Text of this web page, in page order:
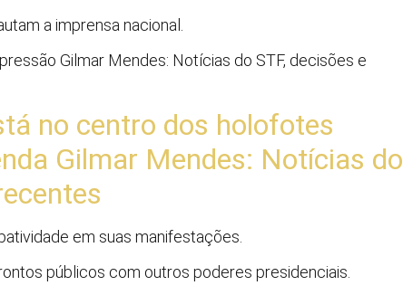
a imprensa nacional.
Gilmar Mendes: Notícias do STF, decisões e
no centro dos holofotes
Gilmar Mendes: Notícias do
em suas manifestações.
públicos com outros poderes presidenciais.